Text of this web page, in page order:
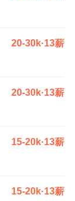
20-30k·13薪
20-30k·13薪
15-20k·13薪
15-20k·13薪